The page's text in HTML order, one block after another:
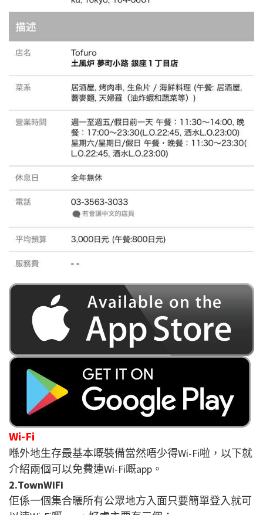
Wi-Fi
喺外地生存最基本嘅裝備當然唔少得Wi-Fi啦，以下就
介紹兩個可以免費連Wi-Fi嘅app。
2.TownWiFi
佢係一個集合曬所有公眾地方入面只要簡單登入就可